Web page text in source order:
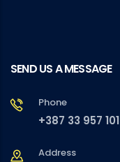
SEND US A MESSAGE
Phone
+387 33 957 101
Address